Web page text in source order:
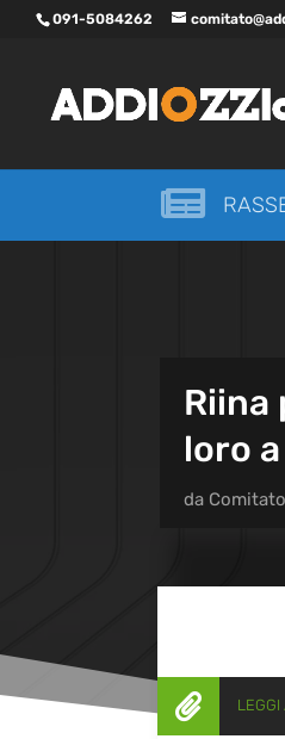
091-5084262

Riina
loro
da
 LEGGI